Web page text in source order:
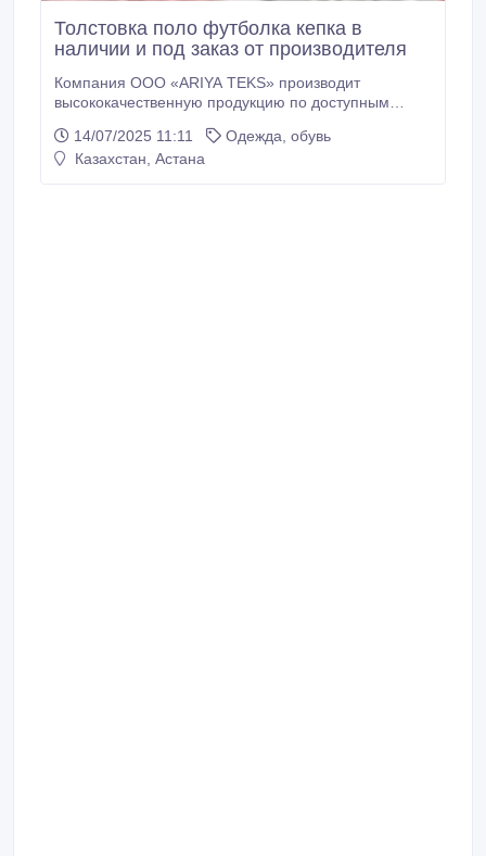
Толстовка поло футболка кепка в
наличии и под заказ от производителя
Компания OOO «ARIYA TEKS» производит
высококачественную продукцию по доступным
выбор и вкус Мы имеем штат сотрудников в
количестве более 200х человек, и имеем опыт
14/07/2025 11:11
Одежда, обувь
Казахстан, Астана